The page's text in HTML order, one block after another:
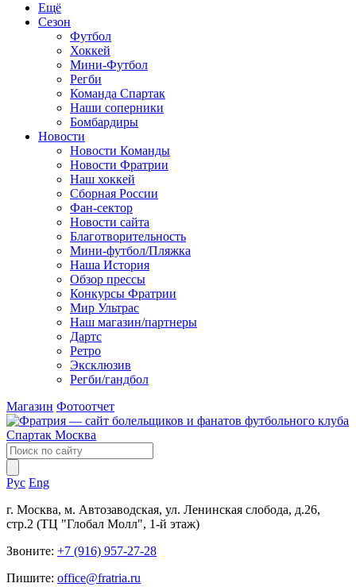
Ещё
Сезон
Футбол
Хоккей
Мини-Футбол
Регби
Команда Спартак
Наши соперники
Бомбардиры
Новости
Новости Команды
Новости Фратрии
Наш хоккей
Сборная России
Фан-cектор
Новости сайта
Благотворительность
Мини-футбол/Пляжка
Наша История
Обзор прессы
Конкурсы Фратрии
Мир Ультрас
Наш магазин/партнеры
Дартс
Ретро
Эксклюзив
Регби/гандбол
Магазин Фотоотчет
Рус Eng
г. Москва, м. Автозаводская, ул. Ленинская слобода, д.26,
стр.2 (ТЦ "Глобал Молл", 1-й этаж)
Звоните: +7 (916) 957-27-28
Пишите: office@fratria.ru